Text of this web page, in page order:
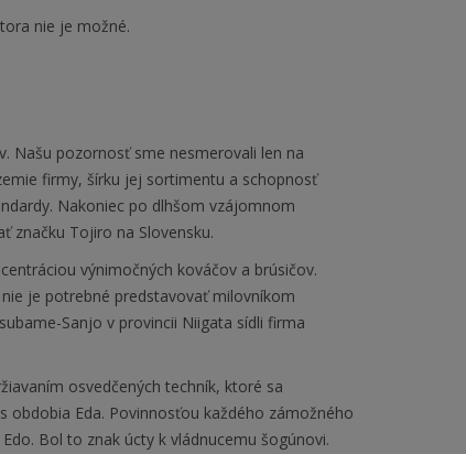
nie je možné.
Našu pozornosť sme nesmerovali len na
firmy, šírku jej sortimentu a schopnosť
Nakoniec po dlhšom vzájomnom
značku Tojiro na Slovensku.
výnimočných kováčov a brúsičov.
je potrebné predstavovať milovníkom
Sanjo v provincii Niigata sídli firma
osvedčených techník, ktoré sa
obdobia Eda. Povinnosťou každého zámožného
Bol to znak úcty k vládnucemu šogúnovi.